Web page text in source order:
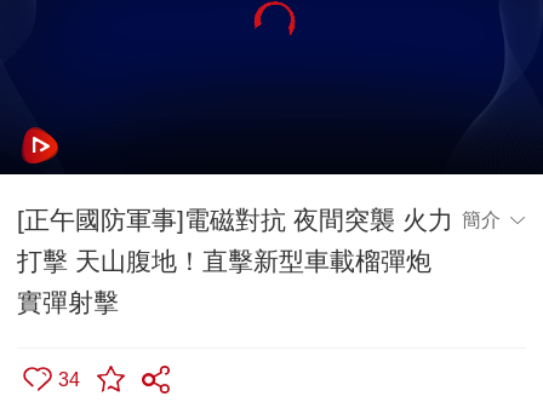
[正午國防軍事]電磁對抗 夜間突襲 火力
打擊 天山腹地！直擊新型車載榴彈炮
實彈射擊
簡介
34